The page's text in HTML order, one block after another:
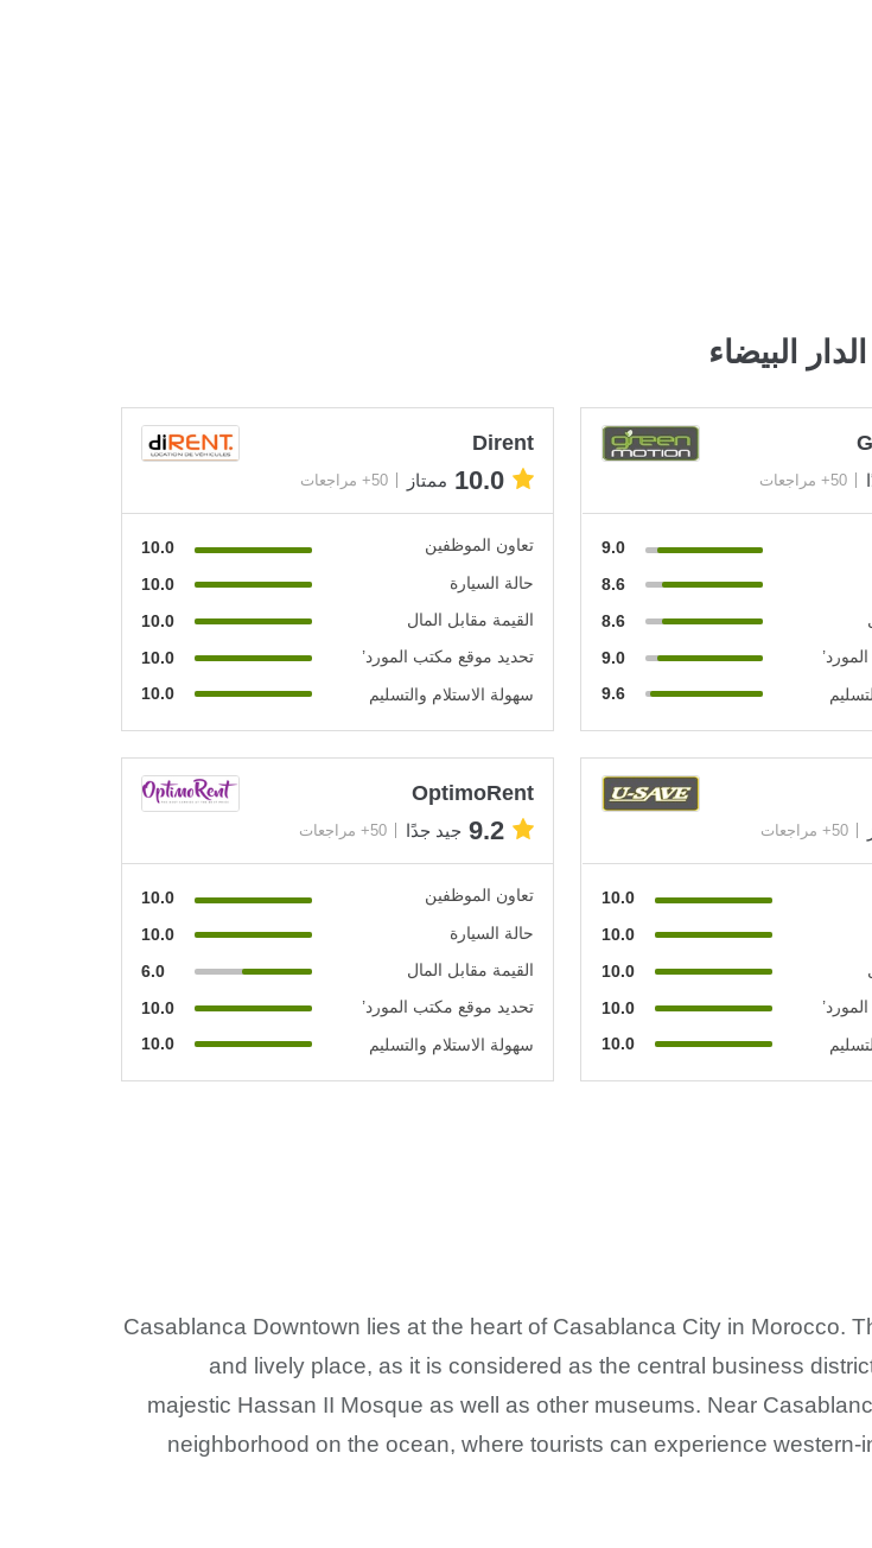
البيضاء
50+ مراجعات
9.0
8.6
8.6
9.0
9.6
Dirent
10.0 ممتاز 50+ مراجعات
تعاون الموظفين
10.0
حالة السيارة
10.0
القيمة مقابل المال
10.0
تحديد موقع مكتب المورد’
10.0
سهولة الاستلام والتسليم
10.0
50+ مراجعات
10.0
10.0
10.0
10.0
10.0
OptimoRent
9.2 جيد جدًا 50+ مراجعات
تعاون الموظفين
10.0
حالة السيارة
10.0
القيمة مقابل المال
6.0
تحديد موقع مكتب المورد’
10.0
سهولة الاستلام والتسليم
10.0
Casablanca Downtown lies at the heart of Casablanca City in Morocco.
and lively place, as it is considered as the central business
majestic Hassan II Mosque as well as other museums. Near
neighborhood on the ocean, where tourists can experience